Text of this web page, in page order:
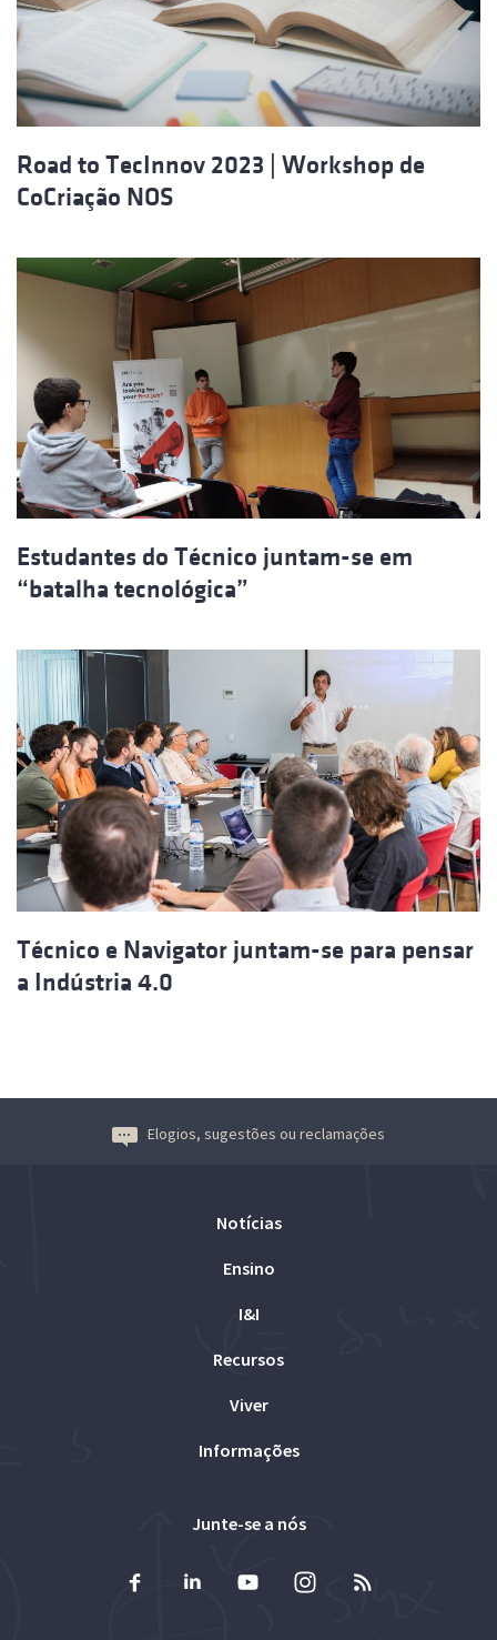
Road to TecInnov 2023 | Workshop de
CoCriação NOS
Estudantes do Técnico juntam-se em
“batalha tecnológica”
Técnico e Navigator juntam-se para pensar
a Indústria 4.0
Elogios, sugestões ou reclamações
Notícias
Ensino
I&I
Recursos
Viver
Informações
Junte-se a nós